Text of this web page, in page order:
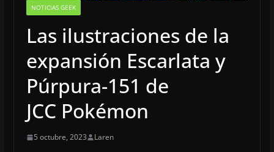
NOTICIAS GEEK
Las ilustraciones de la
expansión Escarlata y
Púrpura-151 de
JCC Pokémon
5 octubre, 2023 Laren